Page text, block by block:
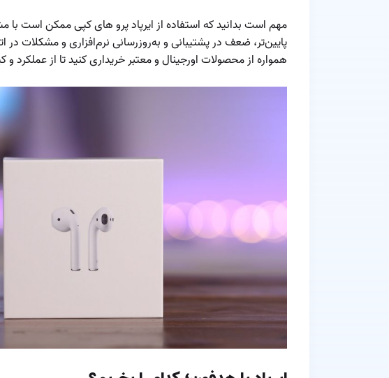
کاهش برد مفید
ایرپاد
مهم است بدانید که استفاده از ایرپاد پرو های کپی ممکن است با
پایین‌تر، ضعف در پشتیبانی و به‌روزرسانی نرم‌افزاری و مشکلات
همواره از محصولات اورجینال و معتبر خریداری کنید تا از عملکرد